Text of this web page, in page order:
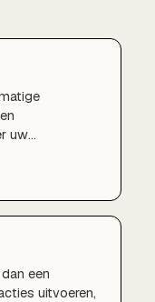
uw
met
een
uitvoeren,